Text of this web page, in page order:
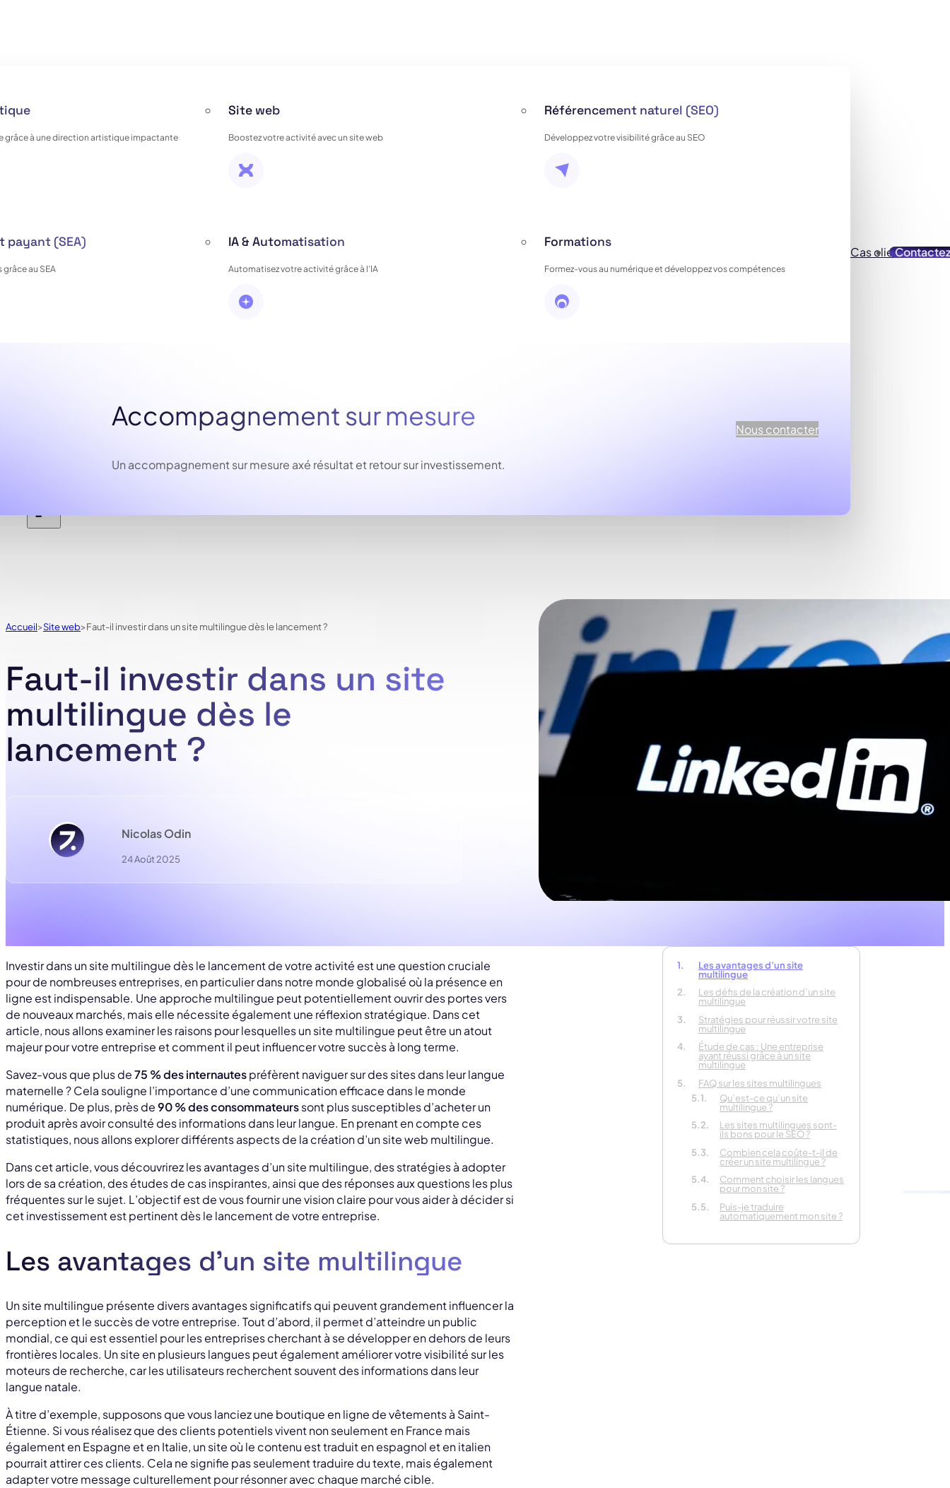
grâce à une direction artistique impactante
Site web
Boostez votre activité avec un site web
Référencement naturel (SEO)
Développez votre visibilité grâce au SEO
payant (SEA)
au SEA
IA & Automatisation
Automatisez votre activité grâce à l’IA
Formations
Formez-vous au numérique et développez vos compétences
Accompagnement sur mesure
Un accompagnement sur mesure axé résultat et retour sur investissement.
Nous contacter
Cas clients
Faut-il investir dans un site
multilingue dès le
lancement ?
Accueil Site web Faut-il investir dans un site multilingue dès le lancement ?
Nicolas Odin
24 Août 2025
Investir dans un site multilingue dès le lancement de votre activité est une question cruciale
pour de nombreuses entreprises, en particulier dans notre monde globalisé où la présence en
ligne est indispensable. Une approche multilingue peut potentiellement ouvrir des portes vers
de nouveaux marchés, mais elle nécessite également une réflexion stratégique. Dans cet
article, nous allons examiner les raisons pour lesquelles un site multilingue peut être un atout
majeur pour votre entreprise et comment il peut influencer votre succès à long terme.
Savez-vous que plus de75 % des internautespréfèrent naviguer sur des sites dans leur langue
maternelle ? Cela souligne l’importance d’une communication efficace dans le monde
numérique. De plus, près de90 % des consommateurssont plus susceptibles d’acheter un
produit après avoir consulté des informations dans leur langue. En prenant en compte ces
statistiques, nous allons explorer différents aspects de la création d’un site web multilingue.
Dans cet article, vous découvrirez les avantages d’un site multilingue, des stratégies à adopter
lors de sa création, des études de cas inspirantes, ainsi que des réponses aux questions les plus
fréquentes sur le sujet. L’objectif est de vous fournir une vision claire pour vous aider à décider si
cet investissement est pertinent dès le lancement de votre entreprise.
Les avantages d’un site multilingue
Un site multilingue présente divers avantages significatifs qui peuvent grandement influencer la
perception et le succès de votre entreprise. Tout d’abord, il permet d’atteindre un public
mondial, ce qui est essentiel pour les entreprises cherchant à se développer en dehors de leurs
frontières locales. Un site en plusieurs langues peut également améliorer votre visibilité sur les
moteurs de recherche, car les utilisateurs recherchent souvent des informations dans leur
langue natale.
À titre d’exemple, supposons que vous lanciez une boutique en ligne de vêtements à Saint-
Étienne. Si vous réalisez que des clients potentiels vivent non seulement en France mais
également en Espagne et en Italie, un site où le contenu est traduit en espagnol et en italien
pourrait attirer ces clients. Cela ne signifie pas seulement traduire du texte, mais également
adapter votre message culturellement pour résonner avec chaque marché cible.
Les avantages d’un site
multilingue
Les défis de la création d’un site
multilingue
Stratégies pour réussir votre site
multilingue
Étude de cas : Une entreprise
ayant réussi grâce à un site
multilingue
FAQ sur les sites multilingues
Qu’est-ce qu’un site
multilingue ?
Les sites multilingues sont-
ils bons pour le SEO ?
Combien cela coûte-t-il de
créer un site multilingue ?
Comment choisir les langues
pour mon site ?
Puis-je traduire
automatiquement mon site ?